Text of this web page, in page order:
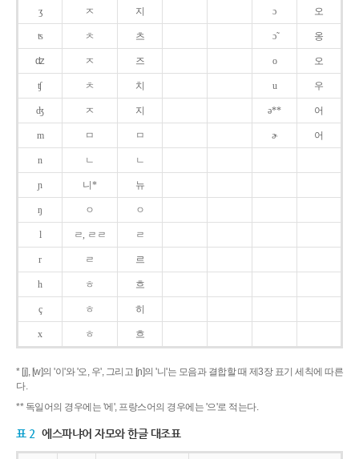
ʒ ㅈ 지 ɔ 오
ʦ ㅊ 츠 ɔ̃ 옹
ʣ ㅈ 즈 o 오
ʧ ㅊ 치 u 우
ʤ ㅈ 지 ə** 어
m ㅁ ㅁ ɚ 어
n ㄴ ㄴ
ɲ 니* 뉴
ŋ ㅇ ㅇ
l ㄹ, ㄹㄹ ㄹ
r ㄹ 르
h ㅎ 흐
ç ㅎ 히
x ㅎ 흐
* [j], [w]의 '이'와 '오, 우', 그리고 [ɲ]의 '니'는 모음과 결합할 때 제3장 표기 세칙에 따른
다.
** 독일어의 경우에는 '에', 프랑스어의 경우에는 '으'로 적는다.
표 2 에스파냐어 자모와 한글 대조표